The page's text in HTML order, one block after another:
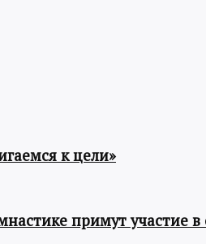
к цели»
примут участие